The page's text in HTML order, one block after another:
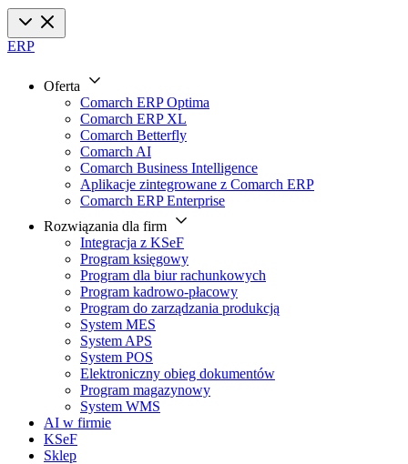
ERP
Oferta
Comarch ERP Optima
Comarch ERP XL
Comarch Betterfly
Comarch AI
Comarch Business Intelligence
Aplikacje zintegrowane z Comarch ERP
Comarch ERP Enterprise
Rozwiązania dla firm
Integracja z KSeF
Program księgowy
Program dla biur rachunkowych
Program kadrowo-płacowy
Program do zarządzania produkcją
System MES
System APS
System POS
Elektroniczny obieg dokumentów
Program magazynowy
System WMS
AI w firmie
KSeF
Sklep